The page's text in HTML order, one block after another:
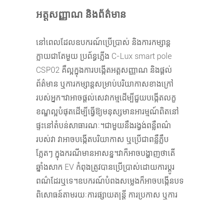
អត្តសញ្ញាណ និងព័ត៌មាន
នៅពេលដែលឧបករណ៍ប្រើប្រាស់ និងការកម្សាន្ត
ក្លាយជាតែមួយ ប្រព័ន្ធភ្លើង C-Lux smart pole
CSP02 គឺល្អក្នុងការបង្កើតអត្តសញ្ញាណ និងផ្តល់
ព័ត៌មាន ឬការកម្សាន្តសម្រាប់បរិយាកាសខាងក្រៅ
របស់អ្នក។វាអាចផ្តល់សេវាកម្មដើម្បីជួយបង្កើតលក្ខ
ខណ្ឌល្អបំផុតដើម្បីធ្វើឱ្យមនុស្សមានអារម្មណ៍ពិតនៅ
ផ្ទះនៅតំបន់សាធារណៈ។ជាមួយនឹងរង្វង់ពន្លឺពណ៌
របស់វា វាអាចបង្កើតបរិយាកាស ឬប្រើជាពន្លឺភ្លឹប
ភ្លែតៗ ក្នុងករណីមានអាសន្ន។វាក៏អាចបង្ហាញថាតើ
ឆ្នាំងសាក EV កំពុងត្រូវបានប្រើប្រាស់ដោយការប្តូរ
ពណ៌ដែរឬទេ។ឧបករណ៍បំពងសម្លេងក៏អាចបង្កើនបទ
ពិសោធន៍តាមរយៈការផ្សាយតន្ត្រី ការប្រកាស ឬការ